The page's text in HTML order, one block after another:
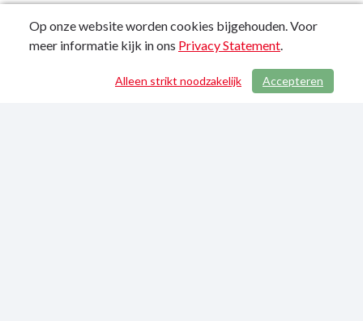
/ 756
Op onze website worden cookies bijgehouden. Voor
meer informatie kijk in ons Privacy Statement.
Accepteren
Alleen strikt noodzakelijk